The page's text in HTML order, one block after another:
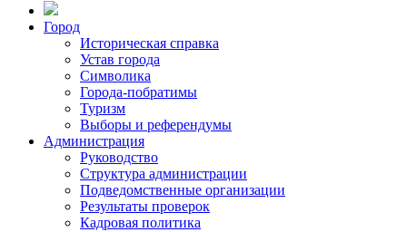
Город
Историческая справка
Устав города
Символика
Города-побратимы
Туризм
Выборы и референдумы
Администрация
Руководство
Структура администрации
Подведомственные организации
Результаты проверок
Кадровая политика